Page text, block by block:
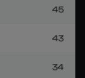
45
43
34